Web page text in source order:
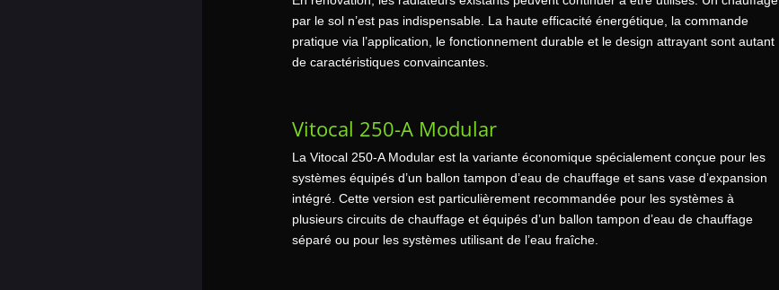
par le sol n’est pas indispensable. La haute efficacité énergétique, la commande
pratique via l’application, le fonctionnement durable et le design attrayant sont autant
de caractéristiques convaincantes.
Vitocal 250-A Modular
La Vitocal 250-A Modular est la variante économique spécialement conçue pour les
systèmes équipés d’un ballon tampon d’eau de chauffage et sans vase d’expansion
intégré. Cette version est particulièrement recommandée pour les systèmes à
plusieurs circuits de chauffage et équipés d’un ballon tampon d’eau de chauffage
séparé ou pour les systèmes utilisant de l’eau fraîche.